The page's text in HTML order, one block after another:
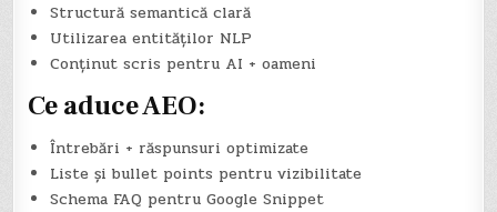
Structură semantică clară
Utilizarea entităților NLP
Conținut scris pentru AI + oameni
Ce aduce AEO:
Întrebări + răspunsuri optimizate
Liste și bullet points pentru vizibilitate
Schema FAQ pentru Google Snippet